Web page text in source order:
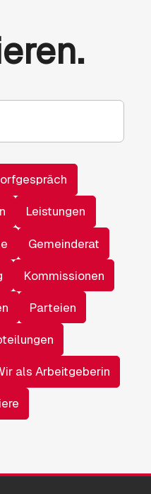
Leistungen
Gemeinderat
Kommissionen
Parteien
als Arbeitgeberin